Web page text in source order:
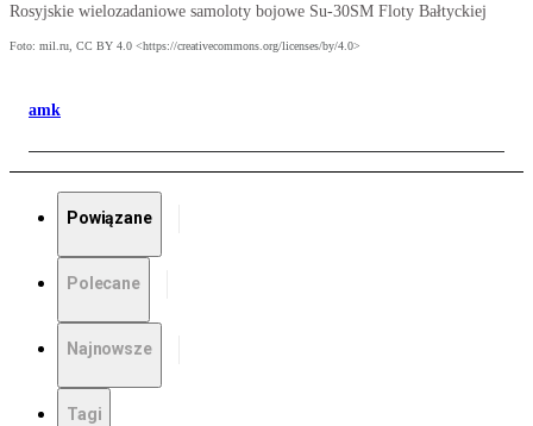
Rosyjskie wielozadaniowe samoloty bojowe Su-30SM Floty Bałtyckiej
Foto: mil.ru, CC BY 4.0 <https://creativecommons.org/licenses/by/4.0>
amk
Powiązane
Polecane
Najnowsze
Tagi